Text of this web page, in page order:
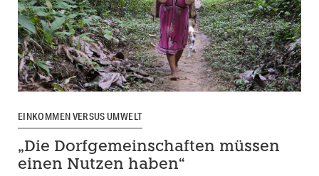
EINKOMMEN VERSUS UMWELT
„Die Dorfgemeinschaften müssen
einen Nutzen haben“